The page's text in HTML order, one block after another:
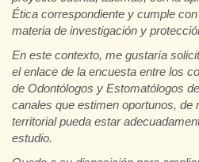
Ética correspondiente y cumple
materia de investigación y
En este contexto, me gustaría
el enlace de la encuesta entre los
de Odontólogos y Estomatólogos
canales que estimen oportunos, de
territorial pueda estar
estudio.